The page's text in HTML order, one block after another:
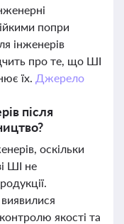
попри
інженерів
про те, що ШІ
їх. Джерело
після
оскільки
ШІ не
якості та